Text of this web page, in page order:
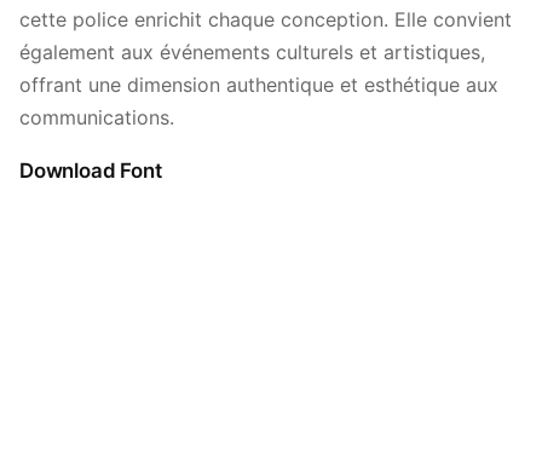
cette police enrichit chaque conception. Elle convient
également aux événements culturels et artistiques,
offrant une dimension authentique et esthétique aux
communications.
Download Font